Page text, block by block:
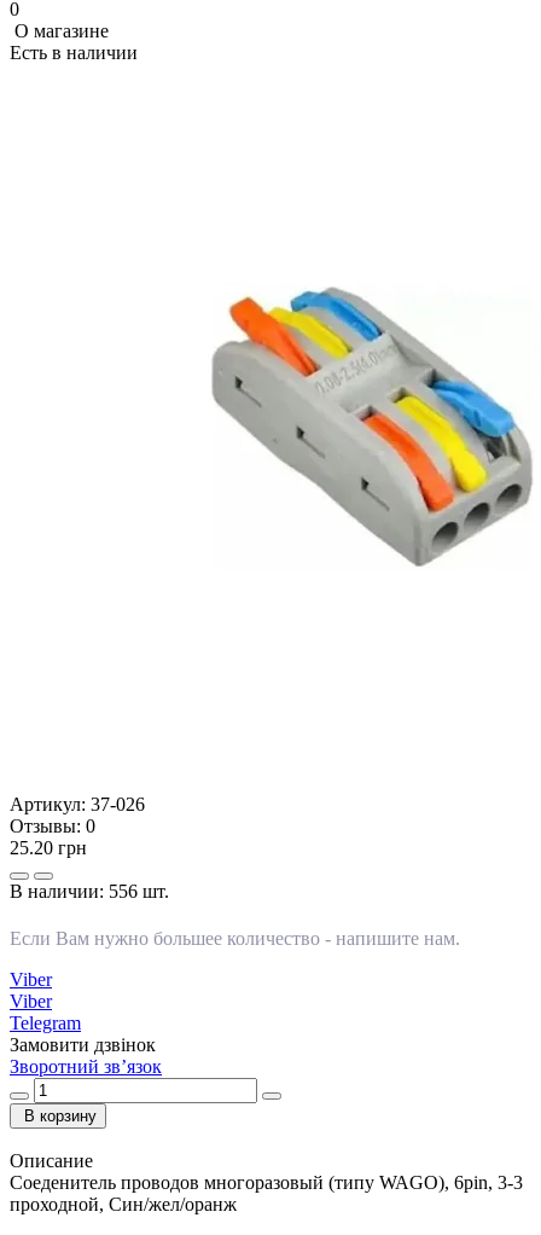
0
О магазине
Есть в наличии
Артикул: 37-026
Отзывы: 0
25.20 грн
В наличии: 556 шт.
Если Вам нужно большее количество - напишите нам.
Viber
Viber
Telegram
Замовити дзвінок
Зворотний зв’язок
В корзину
Описание
Соеденитель проводов многоразовый (типу WAGO), 6pin, 3-3
проходной, Син/жел/оранж